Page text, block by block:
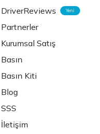
DriverReviews Yeni
Partnerler
Kurumsal Satış
Basın
Basın Kiti
Blog
SSS
İletişim